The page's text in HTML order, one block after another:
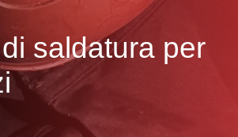
saldatura per